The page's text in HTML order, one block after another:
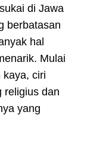
di Jawa
berbatasan
hal
Mulai
kaya, ciri
religius dan
yang